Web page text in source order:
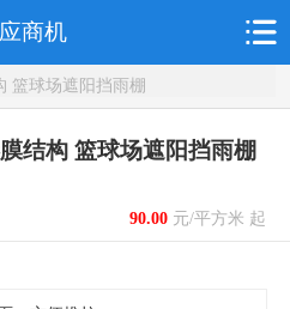
商机
篮球场遮阳挡雨棚
结构 篮球场遮阳挡雨棚
90.00元/平方米 起